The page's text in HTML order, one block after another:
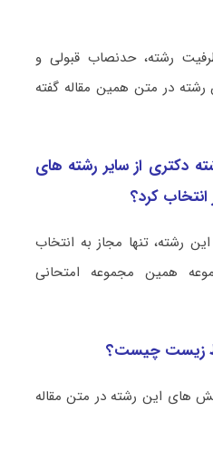
رشته، حدنصاب قبولی و
در متن همین مقاله گفته
دکتری از سایر رشته های
کرد؟
رشته، تنها مجاز به انتخاب
همین مجموعه امتحانی
زیست چیست؟
های این رشته در متن مقاله